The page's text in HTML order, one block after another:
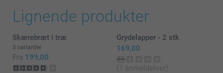
os!
Hvis du stadig ikke har modtaget din ordre, så skriv
endelig til os via
https://www.smartphoto.dk/kontakt, så kigger vi
straks på det og finder en løsning.
Lignende produkter
Skærebræt i træ
3 varianter
Fra 199,00
Grydelapper - 2 stk
169,00
(1 anmeldelser)